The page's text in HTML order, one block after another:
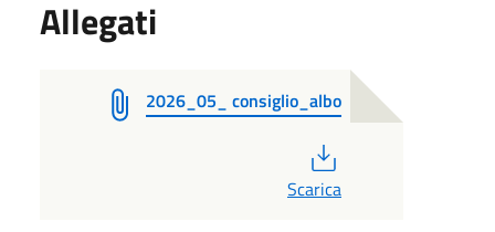
Allegati
2026_05_ consiglio_albo
Scarica